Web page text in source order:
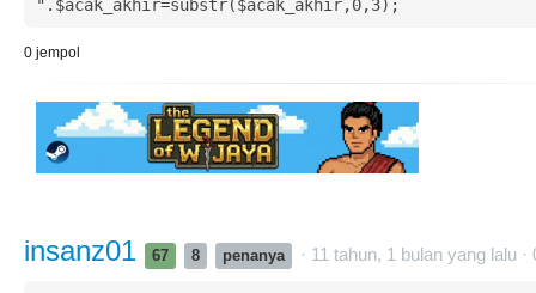
".$acak_akhir=substr($acak_akhir,0,3);
0 jempol
insanz01 67 8 penanya · 11 tahun, 1 bulan yang lalu ·